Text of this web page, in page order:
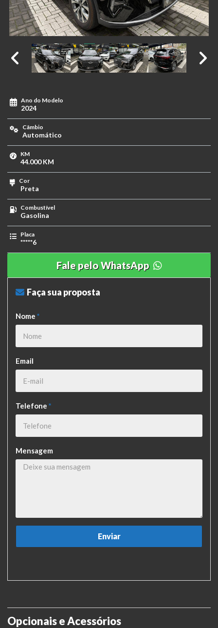
Ano do Modelo
2024
Câmbio
Automático
KM
44.000 KM
Cor
Preta
Combustível
Gasolina
Placa
*****6
Fale pelo WhatsApp
Faça sua proposta
Nome *
Email
Telefone *
Mensagem
Opcionais e Acessórios